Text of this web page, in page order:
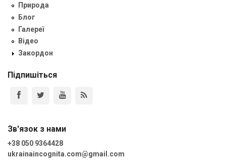
Природа
Блог
Галереї
Відео
Закордон
Підпишіться
Зв'язок з нами
+38 050 9364428
ukrainaincognita.com@gmail.com